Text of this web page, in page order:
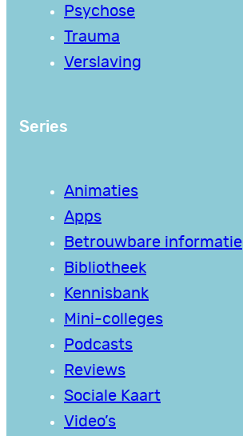
Psychose
Trauma
Verslaving
Series
Animaties
Apps
Betrouwbare informatie
Bibliotheek
Kennisbank
Mini-colleges
Podcasts
Reviews
Sociale Kaart
Video’s